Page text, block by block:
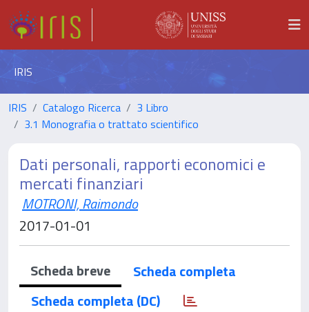
IRIS
IRIS Catalogo Ricerca
3 Libro
3.1 Monografia o trattato scientifico
Dati personali, rapporti economici e
mercati finanziari
MOTRONI, Raimondo
2017-01-01
Scheda breve
Scheda completa
Scheda completa (DC)